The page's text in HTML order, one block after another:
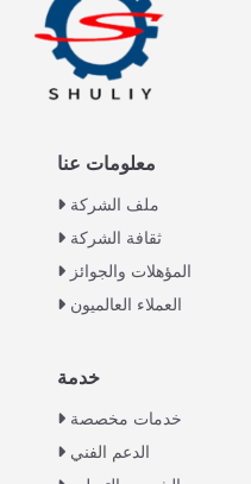
معلومات عنا
ملف الشركة
ثقافة الشركة
المؤهلات والجوائز
العملاء العالميون
خدمة
خدمات مخصصة
الدعم الفني
Greek